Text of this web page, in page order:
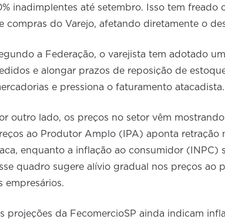
inadimplentes até setembro. Isso tem
compras do Varejo, afetando diretamente o
a Federação, o varejista tem adotado
e alongar prazos de reposição de
e pressiona o faturamento atacadista.
outro lado, os preços no setor vêm
ao Produtor Amplo (IPA) aponta retração
enquanto a inflação ao consumidor (INPC)
quadro sugere alívio gradual nos preços ao
empresários.
projeções da FecomercioSP ainda indicam